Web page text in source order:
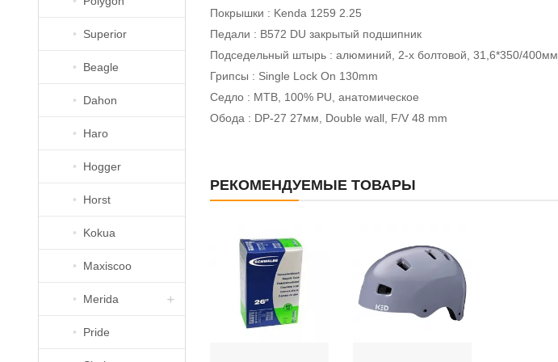
Superior
Beagle
Dahon
Haro
Hogger
Horst
Kokua
Maxiscoo
Merida
Merida 2021
Pride
Покрышки : Kenda 1259 2.25
Педали : B572 DU закрытый подшипник
Подседельный штырь : алюминий, 2-х болтовой, 31,6*350/400мм
Грипсы : Single Lock On 130mm
Седло : MTB, 100% PU, анатомическое
Обода : DP-27 27мм, Double wall, F/V 48 mm
РЕКОМЕНДУЕМЫЕ ТОВАРЫ